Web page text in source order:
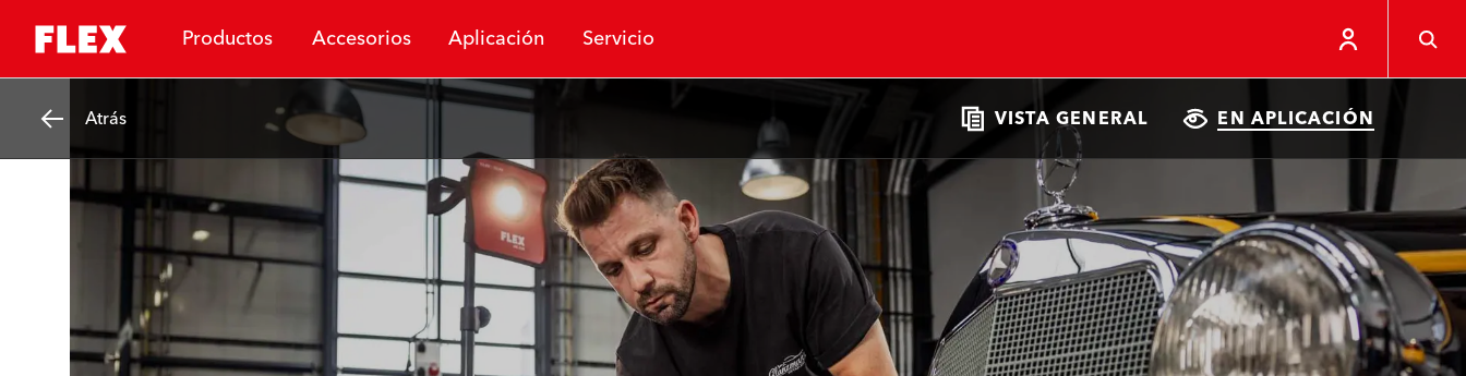
Productos Accesorios Aplicación Servicio
Atrás VISTA GENERAL EN APLICACIÓN